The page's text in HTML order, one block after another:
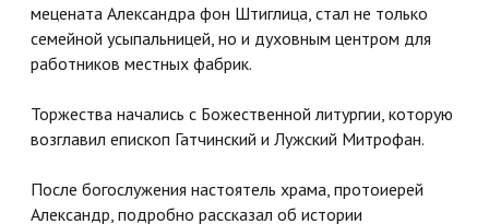
мецената Александра фон Штиглица, стал не только
семейной усыпальницей, но и духовным центром для
работников местных фабрик.
Торжества начались с Божественной литургии, которую
возглавил епископ Гатчинский и Лужский Митрофан.
После богослужения настоятель храма, протоиерей
Александр, подробно рассказал об истории